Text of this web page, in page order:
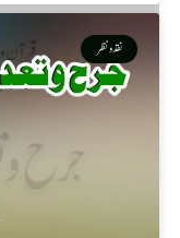
نقد ونظر